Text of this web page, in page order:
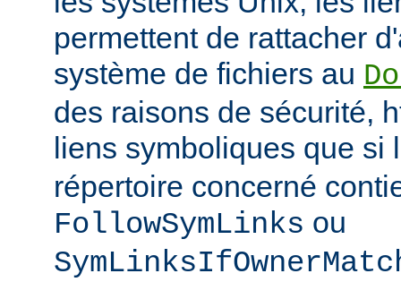
permettent de rattacher
système de fichiers au
des raisons de sécurité,
liens symboliques que si
répertoire concerné
FollowSymLinks ou